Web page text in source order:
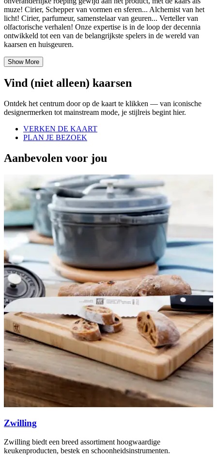
muze! Cirier, Schepper van vormen en sferen... Alchemist van het
licht! Cirier, parfumeur, samenstelaar van geuren... Verteller van
olfactorische verhalen! Onze expertise is in de loop der decennia
ontwikkeld tot een van de belangrijkste spelers in de wereld van
kaarsen en huisgeuren.
Show More
Vind (niet alleen) kaarsen
Ontdek het centrum door op de kaart te klikken — van iconische
designermerken tot mainstream mode, je stijlreis begint hier.
VERKEN DE KAART
PLAN JE BEZOEK
Aanbevolen voor jou
Zwilling
Zwilling biedt een breed assortiment hoogwaardige
keukenproducten, bestek en schoonheidsinstrumenten.